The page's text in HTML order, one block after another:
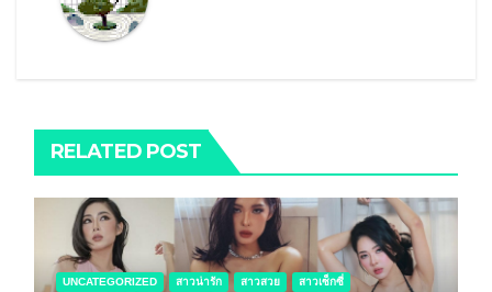
RELATED POST
UNCATEGORIZED สาวน่ารัก สาวสวย สาวเซ็กซี่